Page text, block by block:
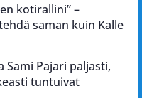
kotirallini” –
saman kuin Kalle
Pajari paljasti,
tuntuivat